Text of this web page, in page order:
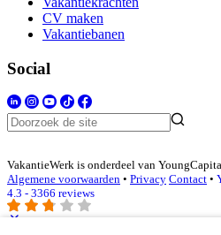
CV maken
Vakantiebanen
Social
VakantieWerk is onderdeel van
Algemene voorwaarden • Privacy Contact •
4.3 - 3366 reviews